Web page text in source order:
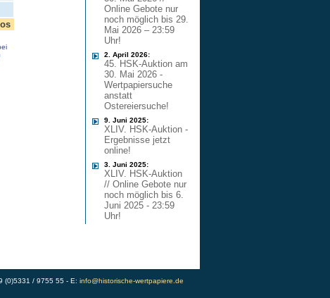
Online Gebote nur
noch möglich bis 29.
Mai 2026 – 23:59
Uhr!
2. April 2026:
45. HSK-Auktion am
30. Mai 2026 -
Wertpapiersuche
anstatt
Ostereiersuche!
9. Juni 2025:
XLIV. HSK-Auktion -
Ergebnisse jetzt
online!
3. Juni 2025:
XLIV. HSK-Auktion
// Online Gebote nur
noch möglich bis 6.
Juni 2025 - 23:59
Uhr!
(0)5331 / 9755 55 - E: info@historische-wertpapiere.de